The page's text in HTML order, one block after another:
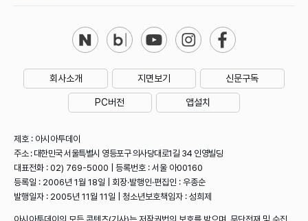
회사소개 지면보기 신문구독
PC버전 앱설치
제호 : 아시아투데이
주소 : 대한민국 서울특별시 영등포구 의사당대로1길 34 인영빌딩
대표전화 : 02) 769-5000 | 등록번호 : 서울 아00160
등록일 : 2006년 1월 18일 | 회장·발행인·편집인 : 우종순
발행일자 : 2005년 11월 11일 | 청소년보호책임자 : 성희제